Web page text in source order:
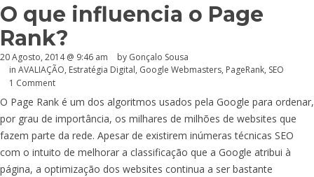
O que influencia o Page
Rank?
20 Agosto, 2014 @ 9:46 am by Gonçalo Sousa
in AVALIAÇÃO, Estratégia Digital, Google Webmasters, PageRank, SEO
1 Comment
O Page Rank é um dos algoritmos usados pela Google para ordenar,
por grau de importância, os milhares de milhões de websites que
fazem parte da rede. Apesar de existirem inúmeras técnicas SEO
com o intuito de melhorar a classificação que a Google atribui à
página, a optimização dos websites continua a ser bastante